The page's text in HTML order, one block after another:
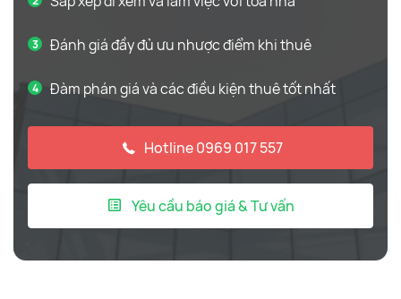
Đánh giá đầy đủ ưu nhược điểm khi thuê
Đàm phán giá và các điều kiện thuê tốt nhất
Hotline 0969 017 557
Yêu cầu báo giá & Tư vấn